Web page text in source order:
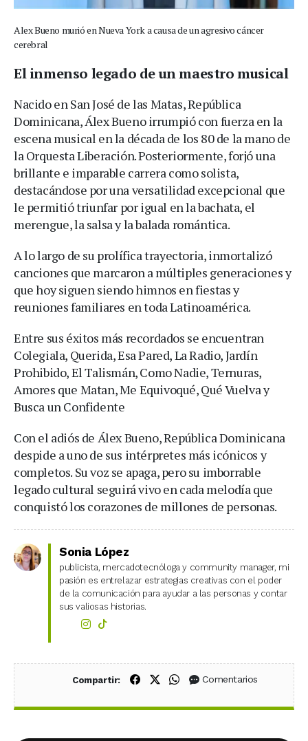
Alex Bueno murió en Nueva York a causa de un agresivo cáncer
cerebral
El inmenso legado de un maestro musical
Nacido en San José de las Matas, República
Dominicana, Álex Bueno irrumpió con fuerza en la
escena musical en la década de los 80 de la mano de
la Orquesta Liberación. Posteriormente, forjó una
brillante e imparable carrera como solista,
destacándose por una versatilidad excepcional que
le permitió triunfar por igual en la bachata, el
merengue, la salsa y la balada romántica.
A lo largo de su prolífica trayectoria, inmortalizó
canciones que marcaron a múltiples generaciones y
que hoy siguen siendo himnos en fiestas y
reuniones familiares en toda Latinoamérica.
Entre sus éxitos más recordados se encuentran
Colegiala, Querida, Esa Pared, La Radio, Jardín
Prohibido, El Talismán, Como Nadie, Ternuras,
Amores que Matan, Me Equivoqué, Qué Vuelva y
Busca un Confidente
Con el adiós de Álex Bueno, República Dominicana
despide a uno de sus intérpretes más icónicos y
completos. Su voz se apaga, pero su imborrable
legado cultural seguirá vivo en cada melodía que
conquistó los corazones de millones de personas.
Sonia López
publicista, mercadotecnóloga y community manager, mi
pasión es entrelazar estrategias creativas con el poder
de la comunicación para ayudar a las personas y contar
sus valiosas historias.
Compartir: Compartir en Facebook
Compartir en X (Twitter)
Compartir en WhatsApp
Comentarios